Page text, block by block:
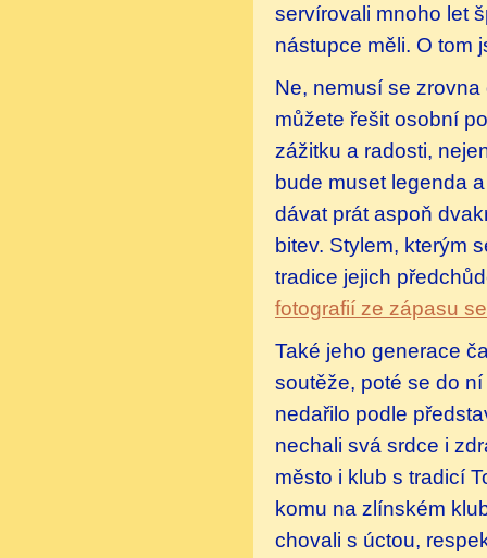
servírovali mnoho let
nástupce měli. O tom
Ne, nemusí se
můžete řešit osobní
zážitku a radosti,
bude muset legenda
dávat prát aspoň
bitev. Stylem, kterým
tradice jejich
fotografií ze zápasu
Také jeho generace
soutěže, poté se do
nedařilo podle
nechali svá srdce i
město i klub s tradicí
komu na zlínském
chovali s úctou,